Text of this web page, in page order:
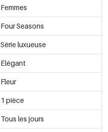
Femmes
Four Seasons
Série luxueuse
Élégant
Fleur
1 pièce
Tous les jours